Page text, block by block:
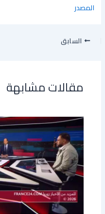
المصدر
السابق
مقالات مشابهة